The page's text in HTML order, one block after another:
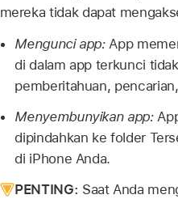
mereka tidak dapat
Mengunci app:App
di dalam app terkunci
pemberitahuan,
Menyembunyikan app:
dipindahkan ke folder
di iPhone Anda.
PENTING: Saat Anda